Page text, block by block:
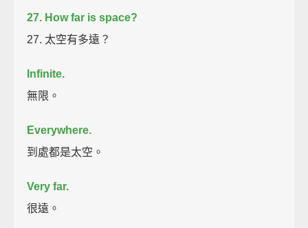
27. How far is space?
27. 太空有多遠？
Infinite.
無限。
Everywhere.
到處都是太空。
Very far.
很遠。